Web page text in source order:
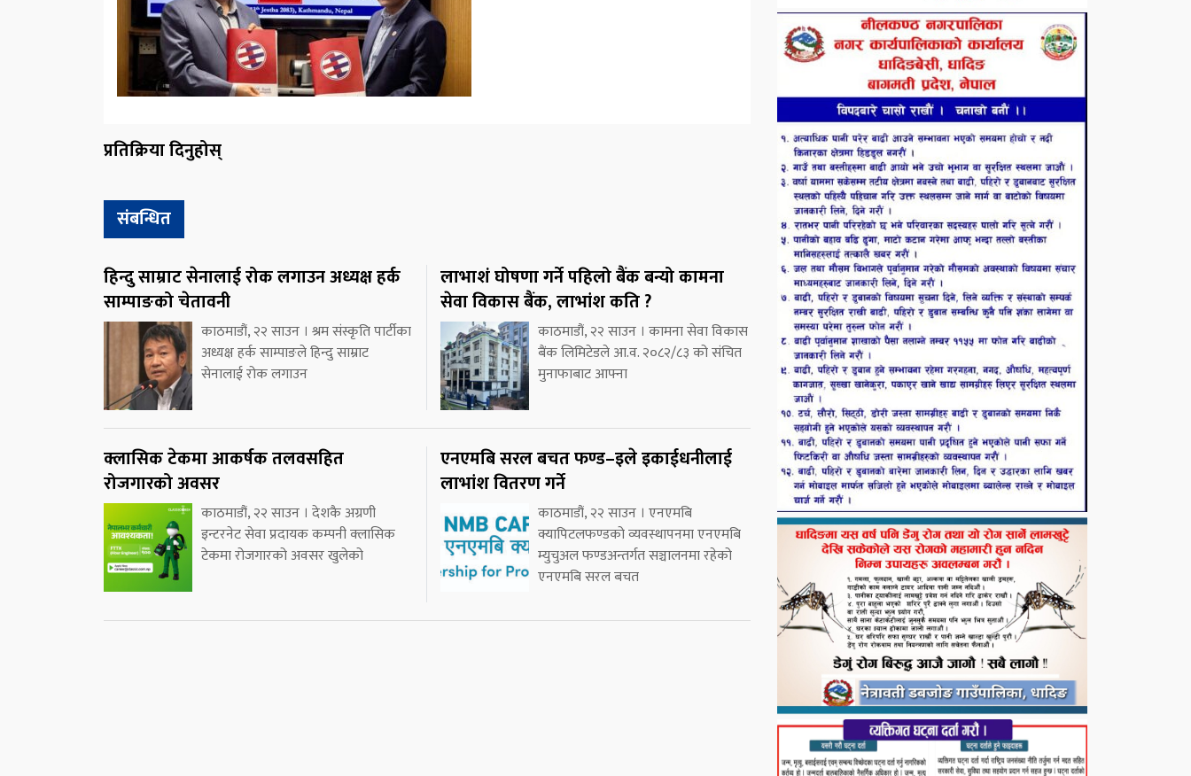
प्रतिक्रिया दिनुहोस्
संबन्धित
हिन्दु साम्राट सेनालाई रोक लगाउन अध्यक्ष हर्क
साम्पाङको चेतावनी
काठमाडौं, २२ साउन । श्रम संस्कृति पार्टीका
अध्यक्ष हर्क साम्पाङले हिन्दु साम्राट
सेनालाई रोक लगाउन
लाभाशं घोषणा गर्ने पहिलो बैंक बन्यो कामना
सेवा विकास बैंक, लाभांश कति ?
काठमाडौं, २२ साउन । कामना सेवा विकास
बैंक लिमिटेडले आ.व. २०८२/८३ को संचित
मुनाफाबाट आफ्ना
क्लासिक टेकमा आकर्षक तलवसहित
रोजगारको अवसर
काठमाडौं, २२ साउन । देशकै अग्रणी
इन्टरनेट सेवा प्रदायक कम्पनी क्लासिक
टेकमा रोजगारको अवसर खुलेको
एनएमबि सरल बचत फण्ड–इले इकाईधनीलाई
लाभांश वितरण गर्ने
काठमाडौं, २२ साउन । एनएमबि
क्यापिटलफण्डको व्यवस्थापनमा एनएमबि
म्युचुअल फण्डअन्तर्गत सञ्चालनमा रहेको
एनएमबि सरल बचत